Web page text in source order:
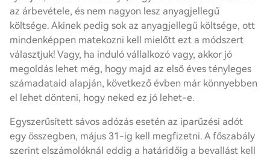
az árbevétele, és nem nagyon lesz anyagjellegű
költsége. Akinek pedig sok az anyagjellegű költsége, ott
mindenképpen matekozni kell mielőtt ezt a módszert
választjuk! Vagy, ha induló vállalkozó vagy, akkor jó
megoldás lehet még, hogy majd az első éves tényleges
számadataid alapján, következő évben már könnyebben
el lehet dönteni, hogy neked ez jó lehet-e.
Egyszerűsített sávos adózás esetén az iparűzési adót
egy összegben, május 31-ig kell megfizetni. A főszabály
szerint elszámolóknál eddig a határidőig a bevallást kell